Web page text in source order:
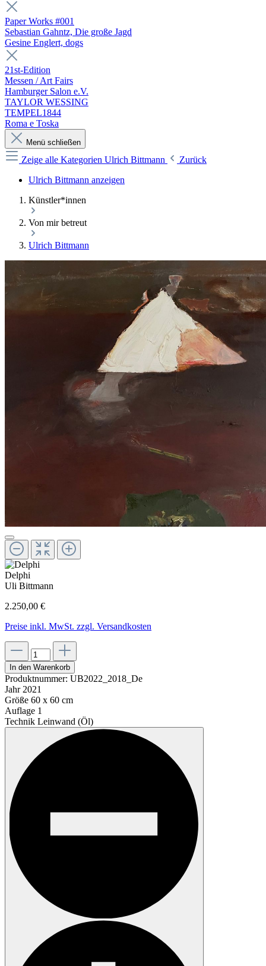
Paper Works #001
Sebastian Gahntz, Die große Jagd
Gesine Englert, dogs
21st-Edition
Messen / Art Fairs
Hamburger Salon e.V.
TAYLOR WESSING
TEMPEL1844
Roma e Toska
Menü schließen
Zeige alle Kategorien Ulrich Bittmann
Zurück
Ulrich Bittmann anzeigen
Künstler*innen
Von mir betreut
Ulrich Bittmann
Delphi
Uli Bittmann
2.250,00 €
Preise inkl. MwSt. zzgl. Versandkosten
In den Warenkorb
Produktnummer: UB2022_2018_De
Jahr 2021
Größe 60 x 60 cm
Auflage 1
Technik Leinwand (Öl)